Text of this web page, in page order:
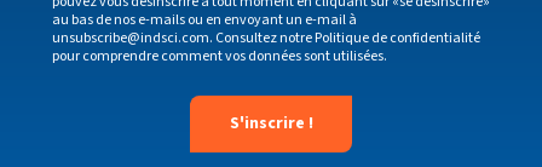
au bas de nos e-mails ou en envoyant un e-mail à
unsubscribe@indsci.com. Consultez notrePolitique de confidentialité
pour comprendre comment vos données sont utilisées.